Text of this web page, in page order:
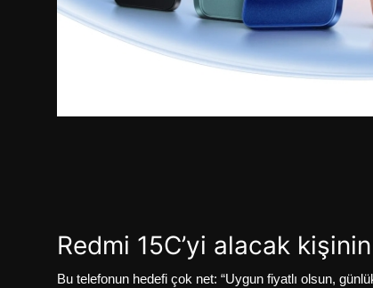
Redmi 15C’yi alacak
Bu telefonun hedefi çok net: “Uygun fiyatlı olsun,